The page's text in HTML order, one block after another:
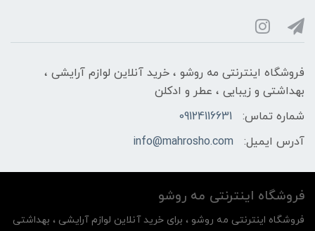
فروشگاه اینترنتی مه‌ رو‌شو ، خرید آنلاین لوازم آرایشی ،
بهداشتی و زیبایی ، عطر و ادکلن
شماره تماس:
09124116631
آدرس ایمیل:
info@mahrosho.com
فروشگاه اینترنتی مه‌ رو‌شو
فروشگاه اینترنتی مه‌ رو‌شو ، برای خرید آنلاین لوازم آرایشی ، بهداشتی